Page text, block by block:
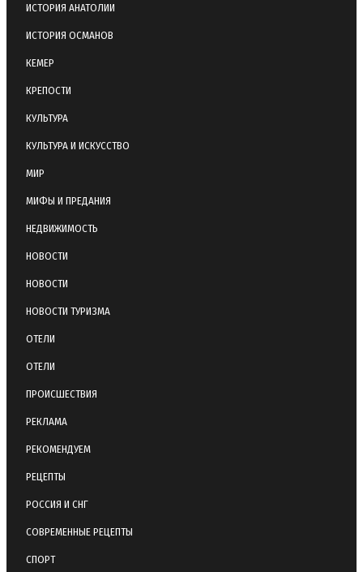
ИСТОРИЯ АНАТОЛИИ
ИСТОРИЯ ОСМАНОВ
КЕМЕР
КРЕПОСТИ
КУЛЬТУРА
КУЛЬТУРА И ИСКУССТВО
МИР
МИФЫ И ПРЕДАНИЯ
НЕДВИЖИМОСТЬ
НОВОСТИ
НОВОСТИ
НОВОСТИ ТУРИЗМА
ОТЕЛИ
ОТЕЛИ
ПРОИСШЕСТВИЯ
РЕКЛАМА
РЕКОМЕНДУЕМ
РЕЦЕПТЫ
РОССИЯ И СНГ
СОВРЕМЕННЫЕ РЕЦЕПТЫ
СПОРТ